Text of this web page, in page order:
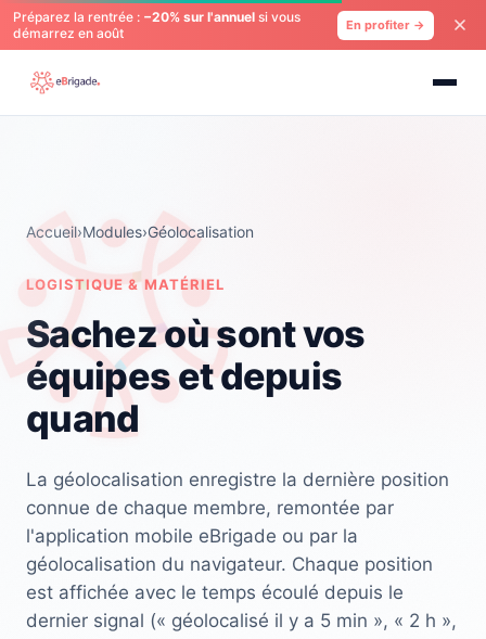
Préparez la rentrée : −20% sur l'annuel si vous
démarrez en août
En profiter →
Accueil›Modules›Géolocalisation
LOGISTIQUE & MATÉRIEL
Sachez où sont vos
équipes et depuis
quand
La géolocalisation enregistre la dernière position
connue de chaque membre, remontée par
l'application mobile eBrigade ou par la
géolocalisation du navigateur. Chaque position
est affichée avec le temps écoulé depuis le
dernier signal (« géolocalisé il y a 5 min », « 2 h »,